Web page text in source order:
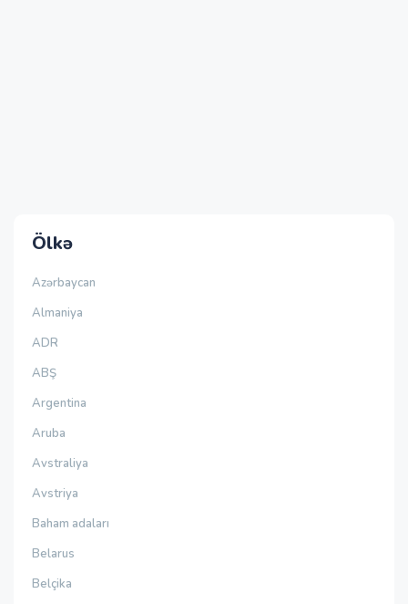
Ölkə
Azərbaycan
Almaniya
ADR
ABŞ
Argentina
Aruba
Avstraliya
Avstriya
Baham adaları
Belarus
Belçika